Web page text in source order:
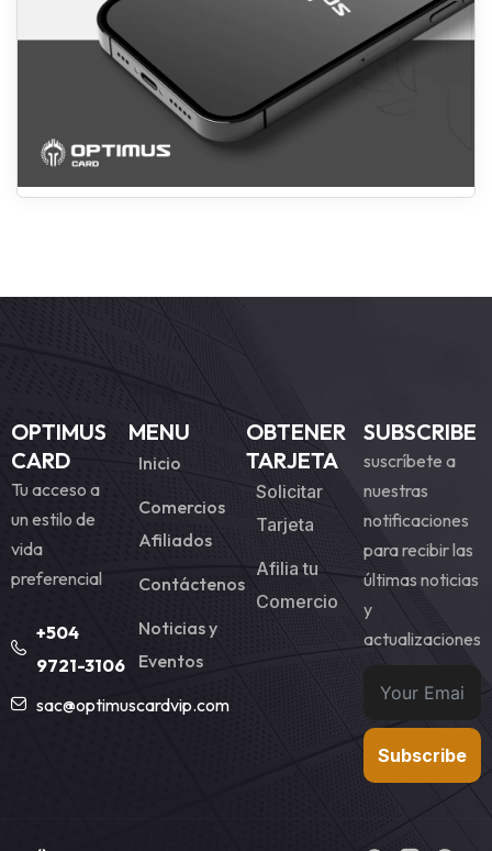
OPTIMUS
CARD
Tu acceso a
un estilo de
vida
preferencial
+504
9721-3106
sac@optimuscardvip.com
MENU
Inicio
Comercios
Afiliados
Contáctenos
Noticias y
Eventos
OBTENER
TARJETA
Solicitar
Tarjeta
Afilia tu
Comercio
SUBSCRIBE
suscríbete a
nuestras
notificaciones
para recibir las
últimas noticias
y
actualizaciones
Subscribe